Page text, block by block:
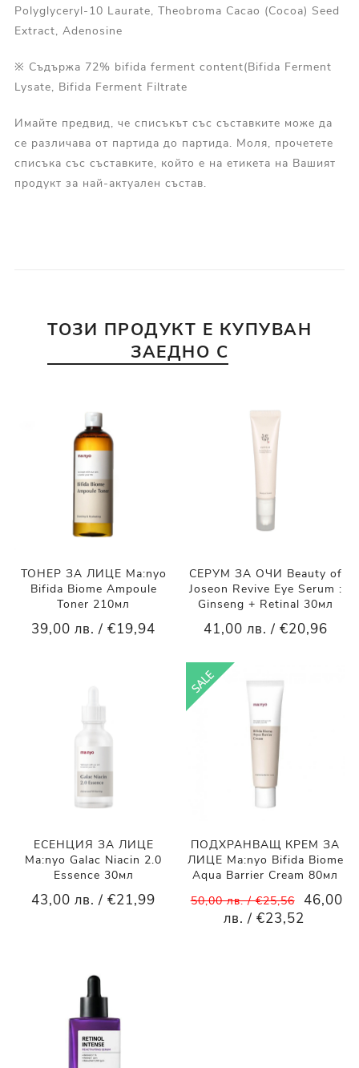
Polyglyceryl-10 Laurate, Theobroma Cacao (Cocoa) Seed
Extract, Adenosine
※ Съдържа 72% bifida ferment content(Bifida Ferment
Lysate, Bifida Ferment Filtrate
Имайте предвид, че списъкът със съставките може да
се различава от партида до партида. Моля, прочетете
списъка със съставките, който е на етикета на Вашият
продукт за най-актуален състав.
ТОЗИ ПРОДУКТ Е КУПУВАН
ЗАЕДНО С
ТОНЕР ЗА ЛИЦЕ Ma:nyo
Bifida Biome Ampoule
Toner 210мл
39,00 лв. / €19,94
СЕРУМ ЗА ОЧИ Beauty of
Joseon Revive Eye Serum :
Ginseng + Retinal 30мл
41,00 лв. / €20,96
ЕСЕНЦИЯ ЗА ЛИЦЕ
Ma:nyo Galac Niacin 2.0
Essence 30мл
43,00 лв. / €21,99
ПОДХРАНВАЩ КРЕМ ЗА
ЛИЦЕ Ma:nyo Bifida Biome
Aqua Barrier Cream 80мл
50,00 лв. / €25,56 46,00
лв. / €23,52